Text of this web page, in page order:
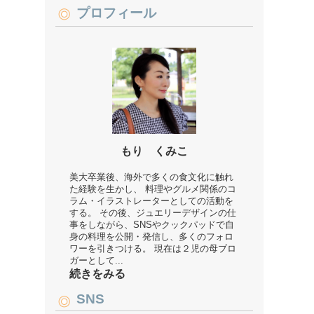
プロフィール
もり くみこ
美大卒業後、海外で多くの食文化に触れ
た経験を生かし、 料理やグルメ関係のコ
ラム・イラストレーターとしての活動を
する。 その後、ジュエリーデザインの仕
事をしながら、SNSやクックパッドで自
身の料理を公開・発信し、多くのフォロ
ワーを引きつける。 現在は２児の母ブロ
ガーとして...
続きをみる
SNS